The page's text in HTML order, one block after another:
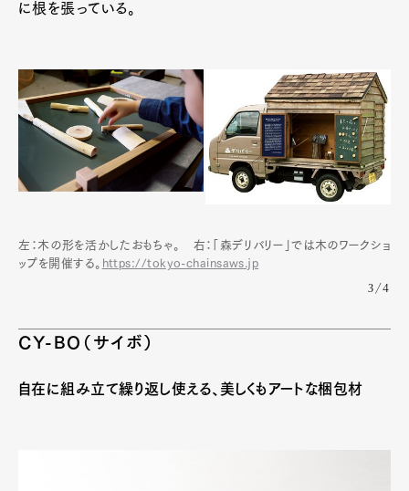
に根を張っている。
左：木の形を活かしたおもちゃ。 右：「森デリバリー」では木のワークショ
ップを開催する。 https://tokyo-chainsaws.jp
3/4
CY-BO（サイボ）
自在に組み立て繰り返し使える、美しくもアートな梱包材